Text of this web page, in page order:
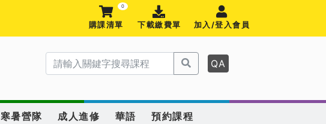
0
購課清單 下載繳費單 加入/登入會員
QA
寒暑營隊 成人進修 華語 預約課程